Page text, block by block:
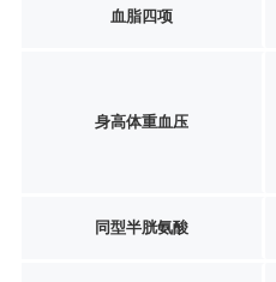
血脂四项
身高体重血压
同型半胱氨酸